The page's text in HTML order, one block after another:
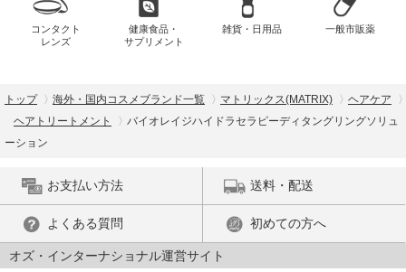
コンタクト
レンズ
健康食品・
サプリメント
雑貨・日用品 一般市販薬
トップ 海外・国内コスメブランド一覧 マトリックス(MATRIX)
ヘアケア
ヘアトリートメント
バイオレイジハイドラセラピーディタングリングソリュ
ーション
お支払い方法 送料・配送
よくある質問 初めての方へ
オズ・インターナショナル運営サイト